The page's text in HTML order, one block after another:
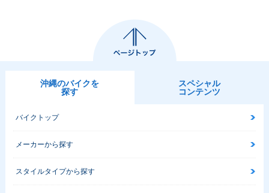
沖縄のバイクを
探す
スペシャル
コンテンツ
バイクトップ
メーカーから探す
スタイルタイプから探す